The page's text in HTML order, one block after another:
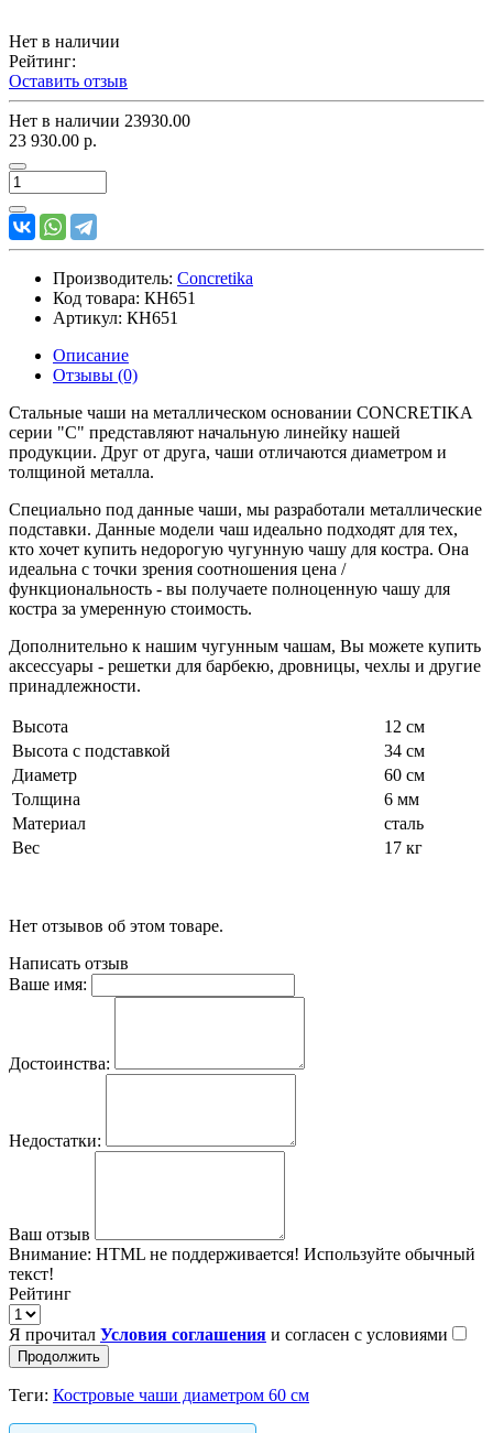
Нет в наличии
Рейтинг:
Оставить отзыв
Нет в наличии 23930.00
23 930.00 р.
Производитель: Concretika
Код товара: КН651
Артикул: КН651
Описание
Отзывы (0)
Стальные чаши на металлическом основании CONCRETIKA
серии "C" представляют начальную линейку нашей
продукции. Друг от друга, чаши отличаются диаметром и
толщиной металла.
Специально под данные чаши, мы разработали металлические
подставки. Данные модели чаш идеально подходят для тех,
кто хочет купить недорогую чугунную чашу для костра. Она
идеальна с точки зрения соотношения цена /
функциональность - вы получаете полноценную чашу для
костра за умеренную стоимость.
Дополнительно к нашим чугунным чашам, Вы можете купить
аксессуары - решетки для барбекю, дровницы, чехлы и другие
принадлежности.
Высота
12 см
Высота с подставкой
34 см
Диаметр
60 см
Толщина
6 мм
Материал
сталь
Вес
17 кг
Нет отзывов об этом товаре.
Написать отзыв
Ваше имя:
Достоинства:
Недостатки:
Ваш отзыв
Внимание: HTML не поддерживается! Используйте обычный
текст!
Рейтинг
Я прочитал Условия соглашения и согласен с условиями
Продолжить
Теги: Костровые чаши диаметром 60 см